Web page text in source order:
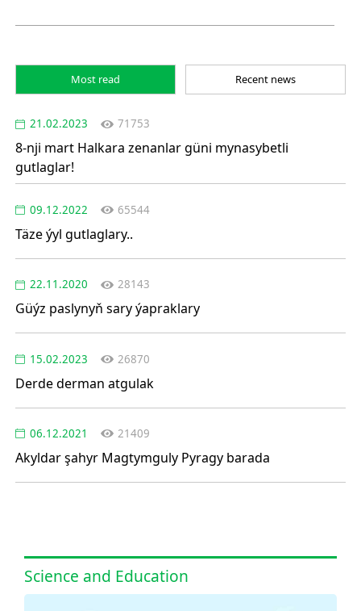
Most read Recent news
21.02.2023 71753
8-nji mart Halkara zenanlar güni mynasybetli
gutlaglar!
09.12.2022 65544
Täze ýyl gutlaglary..
22.11.2020 28143
Güýz paslynyň sary ýapraklary
15.02.2023 26870
Derde derman atgulak
06.12.2021 21409
Akyldar şahyr Magtymguly Pyragy barada
Science and Education